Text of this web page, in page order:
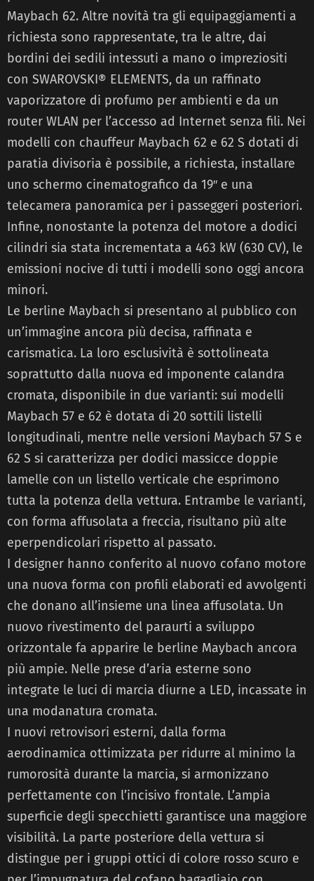
Maybach 62. Altre novità tra gli equipaggiamenti a
richiesta sono rappresentate, tra le altre, dai
bordini dei sedili intessuti a mano o impreziositi
con SWAROVSKI® ELEMENTS, da un raffinato
vaporizzatore di profumo per ambienti e da un
router WLAN per l’accesso ad Internet senza fili. Nei
modelli con chauffeur Maybach 62 e 62 S dotati di
paratia divisoria è possibile, a richiesta, installare
uno schermo cinematografico da 19″ e una
telecamera panoramica per i passeggeri posteriori.
Infine, nonostante la potenza del motore a dodici
cilindri sia stata incrementata a 463 kW (630 CV), le
emissioni nocive di tutti i modelli sono oggi ancora
minori.
Le berline Maybach si presentano al pubblico con
un’immagine ancora più decisa, raffinata e
carismatica. La loro esclusività è sottolineata
soprattutto dalla nuova ed imponente calandra
cromata, disponibile in due varianti: sui modelli
Maybach 57 e 62 è dotata di 20 sottili listelli
longitudinali, mentre nelle versioni Maybach 57 S e
62 S si caratterizza per dodici massicce doppie
lamelle con un listello verticale che esprimono
tutta la potenza della vettura. Entrambe le varianti,
con forma affusolata a freccia, risultano più alte
eperpendicolari rispetto al passato.
I designer hanno conferito al nuovo cofano motore
una nuova forma con profili elaborati ed avvolgenti
che donano all’insieme una linea affusolata. Un
nuovo rivestimento del paraurti a sviluppo
orizzontale fa apparire le berline Maybach ancora
più ampie. Nelle prese d’aria esterne sono
integrate le luci di marcia diurne a LED, incassate in
una modanatura cromata.
I nuovi retrovisori esterni, dalla forma
aerodinamica ottimizzata per ridurre al minimo la
rumorosità durante la marcia, si armonizzano
perfettamente con l’incisivo frontale. L’ampia
superficie degli specchietti garantisce una maggiore
visibilità. La parte posteriore della vettura si
distingue per i gruppi ottici di colore rosso scuro e